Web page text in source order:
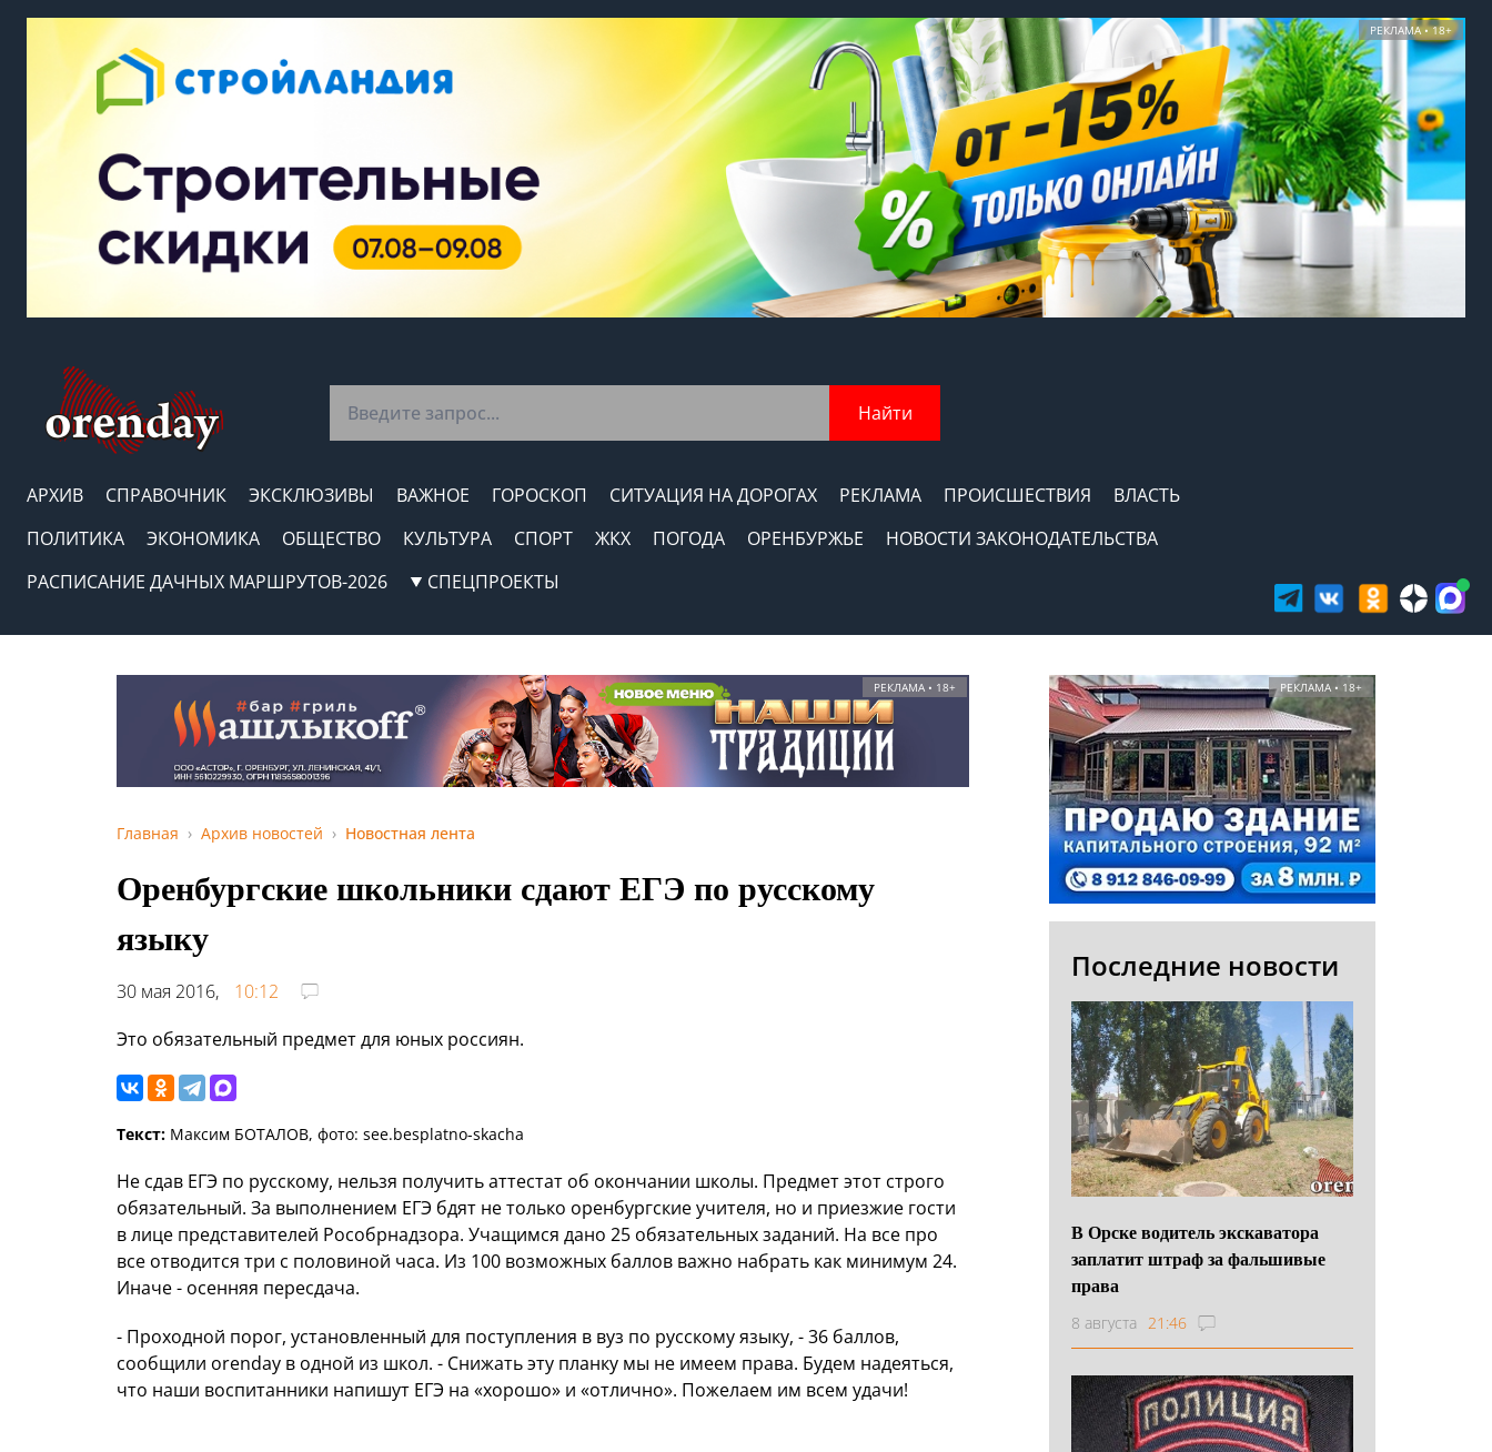
РЕКЛАМА • 18+
Найти
АРХИВ СПРАВОЧНИК ЭКСКЛЮЗИВЫ ВАЖНОЕ ГОРОСКОП СИТУАЦИЯ НА ДОРОГАХ РЕКЛАМА ПРОИСШЕСТВИЯ
ВЛАСТЬ
ПОЛИТИКА
ЭКОНОМИКА ОБЩЕСТВО КУЛЬТУРА СПОРТ ЖКХ ПОГОДА ОРЕНБУРЖЬЕ
НОВОСТИ ЗАКОНОДАТЕЛЬСТВА
РАСПИСАНИЕ ДАЧНЫХ МАРШРУТОВ-2026
СПЕЦПРОЕКТЫ
РЕКЛАМА • 18+
Главная Архив новостей Новостная лента
Оренбургские школьники сдают ЕГЭ по русскому
языку
30 мая 2016,
10:12
Это обязательный предмет для юных россиян.
Текст: Максим БОТАЛОВ, фото: see.besplatno-skacha
Не сдав ЕГЭ по русскому, нельзя получить аттестат об окончании школы. Предмет этот строго
обязательный. За выполнением ЕГЭ бдят не только оренбургские учителя, но и приезжие гости
в лице представителей Рособрнадзора. Учащимся дано 25 обязательных заданий. На все про
все отводится три с половиной часа. Из 100 возможных баллов важно набрать как минимум 24.
Иначе - осенняя пересдача.
- Проходной порог, установленный для поступления в вуз по русскому языку, - 36 баллов,
сообщили orenday в одной из школ. - Снижать эту планку мы не имеем права. Будем надеяться,
что наши воспитанники напишут ЕГЭ на «хорошо» и «отлично». Пожелаем им всем удачи!
РЕКЛАМА • 18+
Последние новости
В Орске водитель экскаватора
заплатит штраф за фальшивые
права
8 августа 21:46